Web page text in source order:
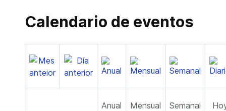
Calendario de eventos
Anual Mensual Semanal